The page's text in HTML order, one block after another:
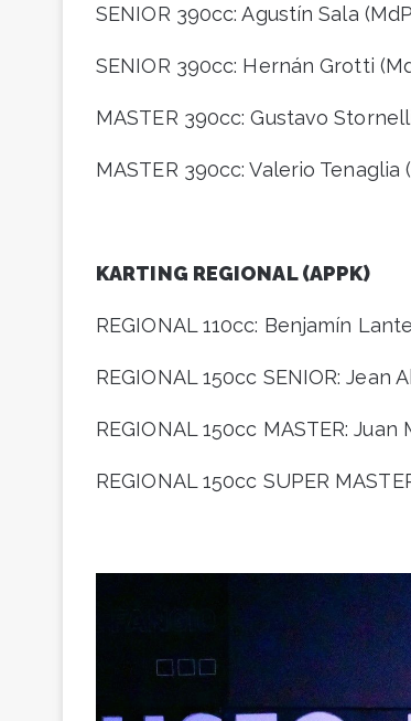
SENIOR 390cc: Agustín Sala
SENIOR 390cc: Hernán Grotti
MASTER 390cc: Gustavo
MASTER 390cc: Valerio Tenaglia
KARTING REGIONAL (APPK)
REGIONAL 110cc: Benjamín
REGIONAL 150cc SENIOR: Jean
REGIONAL 150cc MASTER:
REGIONAL 150cc SUPER